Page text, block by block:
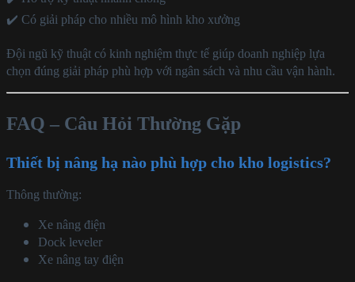
✔️ Có giải pháp cho nhiều mô hình kho xưởng
Đội ngũ kỹ thuật có kinh nghiệm thực tế giúp doanh nghiệp lựa
chọn đúng giải pháp phù hợp với ngân sách và nhu cầu vận hành.
FAQ – Câu Hỏi Thường Gặp
Thiết bị nâng hạ nào phù hợp cho kho logistics?
Thông thường:
Xe nâng điện
Dock leveler
Xe nâng tay điện